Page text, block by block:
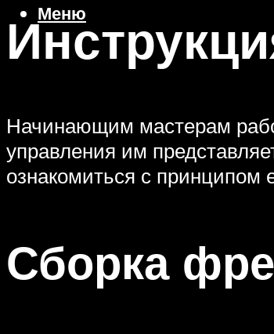
Меню
Начинающим мастерам
управления им
ознакомиться с принципом
Сборка